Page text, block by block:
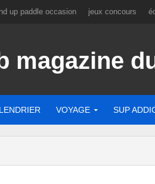
up paddle occasion jeux concours
VOYAGE SUP